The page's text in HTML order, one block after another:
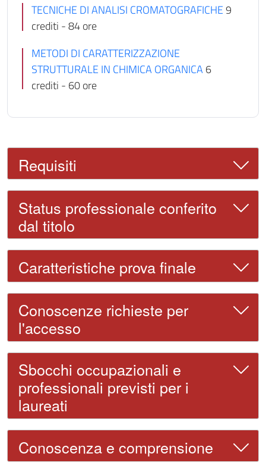
TECNICHE DI ANALISI CROMATOGRAFICHE9
crediti - 84 ore
METODI DI CARATTERIZZAZIONE
STRUTTURALE IN CHIMICA ORGANICA 6
crediti - 60 ore
Requisiti
Status professionale conferito
dal titolo
Caratteristiche prova finale
Conoscenze richieste per
l'accesso
Sbocchi occupazionali e
professionali previsti per i
laureati
Conoscenza e comprensione